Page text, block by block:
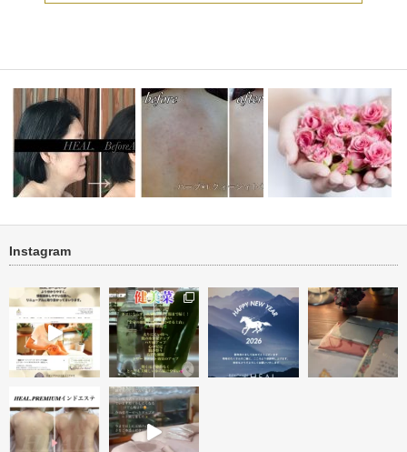
ト・く
ハーブトリートメント１回＜フブライダル・背中ニキビ・ニキ
Instagram